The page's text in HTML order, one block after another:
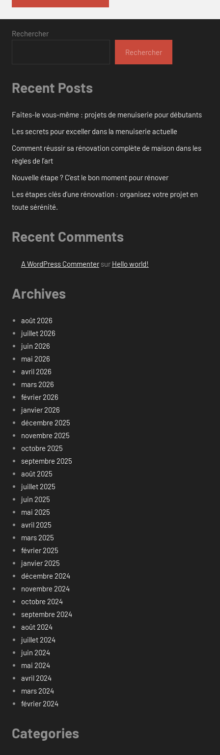
Rechercher
Rechercher
Recent Posts
Faites-le vous-même : projets de menuiserie pour débutants
Les secrets pour exceller dans la menuiserie actuelle
Comment réussir sa rénovation complète de maison dans les
règles de l’art
Nouvelle étape ? C’est le bon moment pour rénover
Les étapes clés d’une rénovation : organisez votre projet en
toute sérénité.
Recent Comments
A WordPress Commentersur Hello world!
Archives
août 2026
juillet 2026
juin 2026
mai 2026
avril 2026
mars 2026
février 2026
janvier 2026
décembre 2025
novembre 2025
octobre 2025
septembre 2025
août 2025
juillet 2025
juin 2025
mai 2025
avril 2025
mars 2025
février 2025
janvier 2025
décembre 2024
novembre 2024
octobre 2024
septembre 2024
août 2024
juillet 2024
juin 2024
mai 2024
avril 2024
mars 2024
février 2024
Categories